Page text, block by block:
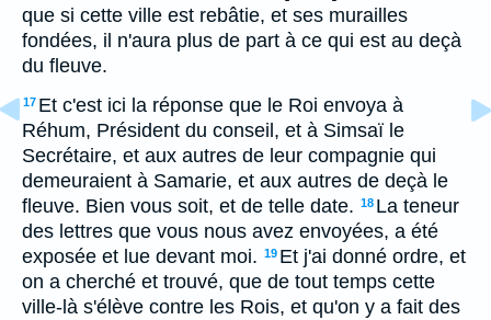
que si cette ville est rebâtie, et ses murailles
fondées, il n'aura plus de part à ce qui est au deçà
du fleuve.
17 Et c'est ici la réponse que le Roi envoya à
Réhum, Président du conseil, et à Simsaï le
Secrétaire, et aux autres de leur compagnie qui
demeuraient à Samarie, et aux autres de deçà le
fleuve. Bien vous soit, et de telle date. 18 La teneur
des lettres que vous nous avez envoyées, a été
exposée et lue devant moi. 19 Et j'ai donné ordre, et
on a cherché et trouvé, que de tout temps cette
ville-là s'élève contre les Rois, et qu'on y a fait des